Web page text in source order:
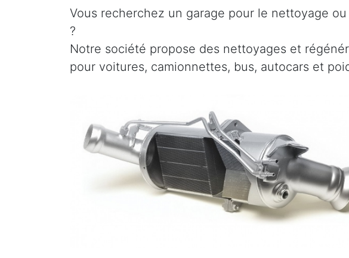
Vous recherchez un garage pour le nettoyage
?
Notre société propose des nettoyages et
pour voitures, camionnettes, bus, autocars et